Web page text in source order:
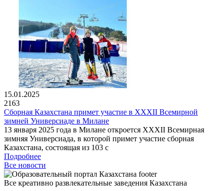
15.01.2025
2163
Сборная Казахстана примет участие в XXXII Всемирной
зимней Универсиаде в Милане
13 января 2025 года в Милане откроется XXXII Всемирная
зимняя Универсиада, в которой примет участие сборная
Казахстана, состоящая из 103 с
Подробнее
Все новости
Все креативно развлекательные заведения Казахстана